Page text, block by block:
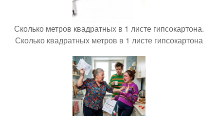
Сколько метров квадратных в 1 листе гипсокартона.
Сколько квадратных метров в 1 листе гипсокартона